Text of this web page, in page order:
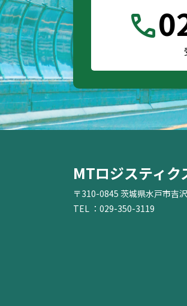
call
MTロジスティク
〒310-0845 茨城県水戸市吉
TEL ：029-350-3119